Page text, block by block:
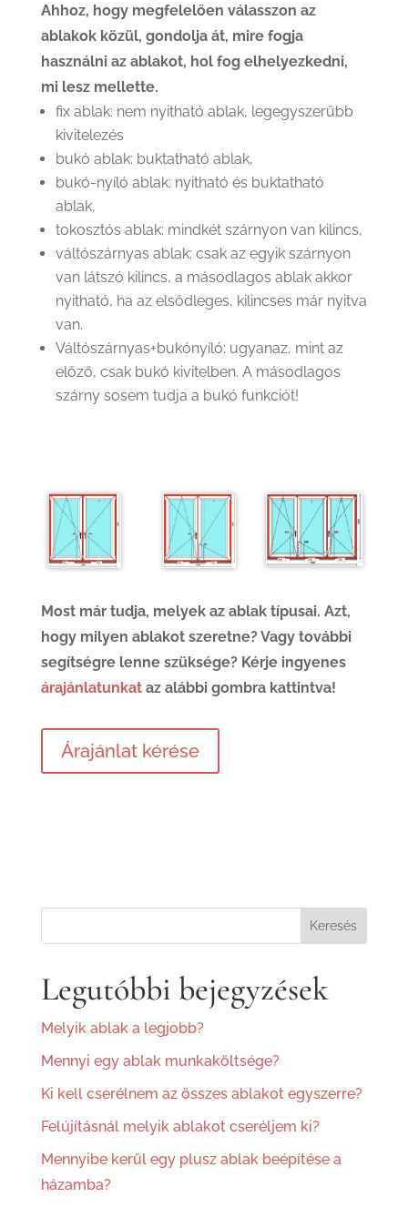
Ahhoz, hogy megfelelően válasszon az
ablakok közül, gondolja át, mire fogja
használni az ablakot, hol fog elhelyezkedni,
mi lesz mellette.
fix ablak: nem nyitható ablak, legegyszerűbb
kivitelezés
bukó ablak: buktatható ablak,
bukó-nyíló ablak: nyitható és buktatható
ablak,
tokosztós ablak: mindkét szárnyon van kilincs,
váltószárnyas ablak: csak az egyik szárnyon
van látszó kilincs, a másodlagos ablak akkor
nyitható, ha az elsődleges, kilincses már nyitva
van.
Váltószárnyas+bukónyíló: ugyanaz, mint az
előző, csak bukó kivitelben. A másodlagos
szárny sosem tudja a bukó funkciót!
Most már tudja, melyek az ablak típusai. Azt,
hogy milyen ablakot szeretne? Vagy további
segítségre lenne szüksége? Kérje ingyenes
árajánlatunkataz alábbi gombra kattintva!
Árajánlat kérése
Keresés
Legutóbbi bejegyzések
Melyik ablak a legjobb?
Mennyi egy ablak munkaköltsége?
Ki kell cserélnem az összes ablakot egyszerre?
Felújításnál melyik ablakot cseréljem ki?
Mennyibe kerül egy plusz ablak beépítése a
házamba?